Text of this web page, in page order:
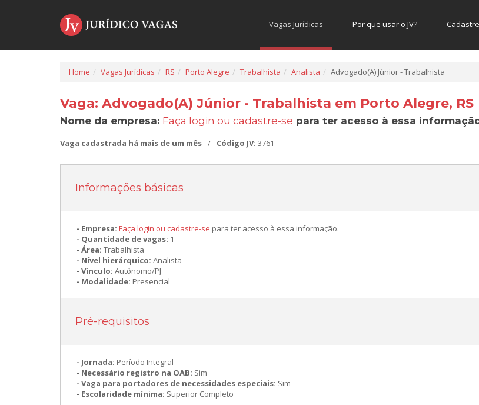
Vagas Jurídicas Por que usar o JV?
Home Vagas Jurídicas RS Porto Alegre Trabalhista Analista Advogado(A) Júnior - Trabalhista
Vaga: Advogado(A) Júnior - Trabalhista em Porto Alegre, RS
Nome da empresa: Faça login ou cadastre-se para ter acesso à essa
Vaga cadastrada há mais de um mês / Código JV: 3761
Informações básicas
Empresa: Faça login ou cadastre-se para ter acesso à essa informação.
Quantidade de vagas: 1
Área: Trabalhista
Nível hierárquico: Analista
Vínculo: Autônomo/PJ
Modalidade: Presencial
Pré-requisitos
Jornada: Período Integral
Necessário registro na OAB: Sim
Vaga para portadores de necessidades especiais: Sim
Escolaridade mínima: Superior Completo